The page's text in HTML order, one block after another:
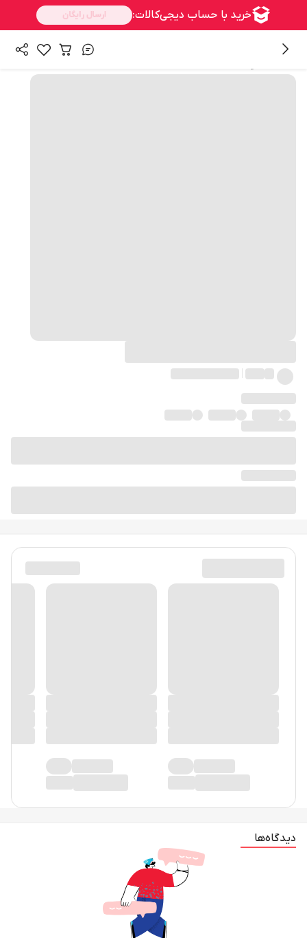
دیدگاه‌ها